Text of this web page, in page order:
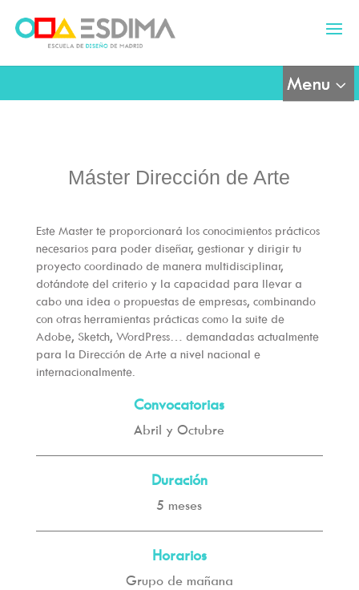
Máster Dirección de Arte
Este Master te proporcionará los conocimientos prácticos
necesarios para poder diseñar, gestionar y dirigir tu
proyecto coordinado de manera multidisciplinar,
dotándote del criterio y la capacidad para llevar a
cabo una idea o propuestas de empresas, combinando
con otras herramientas prácticas como la suite de
Adobe, Sketch, WordPress… demandadas actualmente
para la Dirección de Arte a nivel nacional e
internacionalmente.
Convocatorias
Abril y Octubre
Duración
5 meses
Horarios
Grupo de mañana